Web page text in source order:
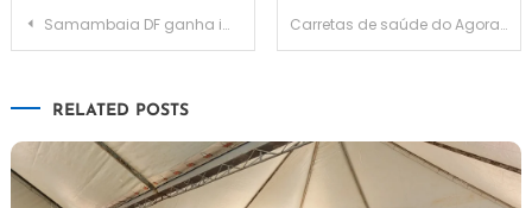
Navegação
Samambaia DF ganha impulso na educação básica com reconstrução da Escola Classe 410 Carretas de saúde do Agora Tem Especialistas já levaram atendimento especializado para 100 municípios de todo o Brasil
RELATED POSTS